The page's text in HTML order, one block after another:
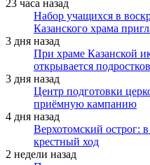
23 часа назад
Набор учащихся в
Казанского храма
3 дня назад
При храме Казанской
открывается
3 дня назад
Центр подготовки
приёмную кампанию
4 дня назад
Верхотомский острог:
крестный ход
2 недели назад